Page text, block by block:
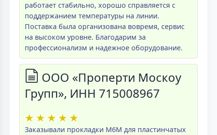
работает стабильно, хорошо справляется с
поддержанием температуры на линии.
Поставка была организована вовремя, сервис
на высоком уровне. Благодарим за
профессионализм и надежное оборудование.
ООО «Проперти Москоу
Групп», ИНН 715008967
★ ★ ★ ★ ★
Заказывали прокладки M6M для пластинчатых